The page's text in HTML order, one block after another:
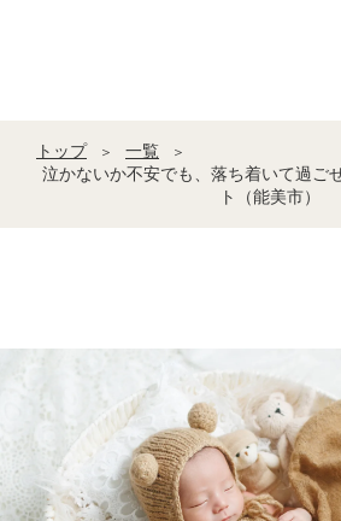
トップ ＞ 一覧 ＞
泣かないか不安でも、落ち着いて過ご
ト（能美市）